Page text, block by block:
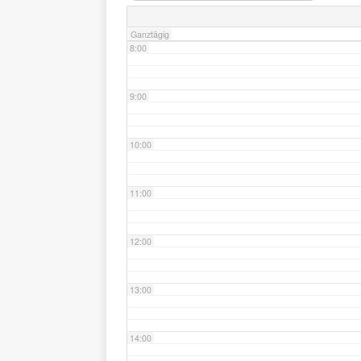
Ganztägig
8:00
9:00
10:00
11:00
12:00
13:00
14:00